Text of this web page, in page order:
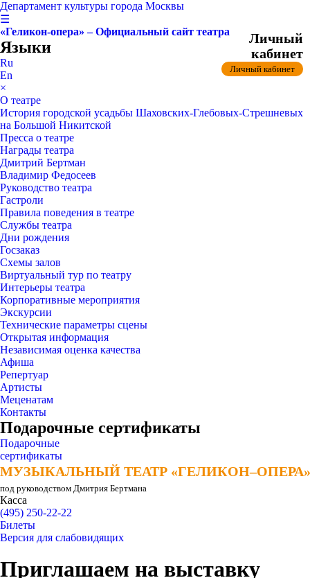
Департамент культуры города Москвы
☰
«Геликон-опера» – Официальный сайт театра
Языки
Ru
En
×
О театре
История городской усадьбы Шаховских-Глебовых-Стрешневых
на Большой Никитской
Пресса о театре
Награды театра
Дмитрий Бертман
Владимир Федосеев
Руководство театра
Гастроли
Правила поведения в театре
Службы театра
Дни рождения
Госзаказ
Схемы залов
Виртуальный тур по театру
Интерьеры театра
Корпоративные мероприятия
Экскурсии
Технические параметры сцены
Открытая информация
Независимая оценка качества
Афиша
Репертуар
Артисты
Меценатам
Контакты
Подарочные сертификаты
Подарочные
сертификаты
МУЗЫКАЛЬНЫЙ ТЕАТР «ГЕЛИКОН–ОПЕРА»
МУЗЫКАЛЬНЫЙ ТЕАТР «ГЕЛИКОН–ОПЕРА»
под руководством Дмитрия Бертмана
Касса
(495) 250-22-22
Личный
кабинет
Личный кабинет
Билеты
Версия для слабовидящих
Приглашаем на выставку